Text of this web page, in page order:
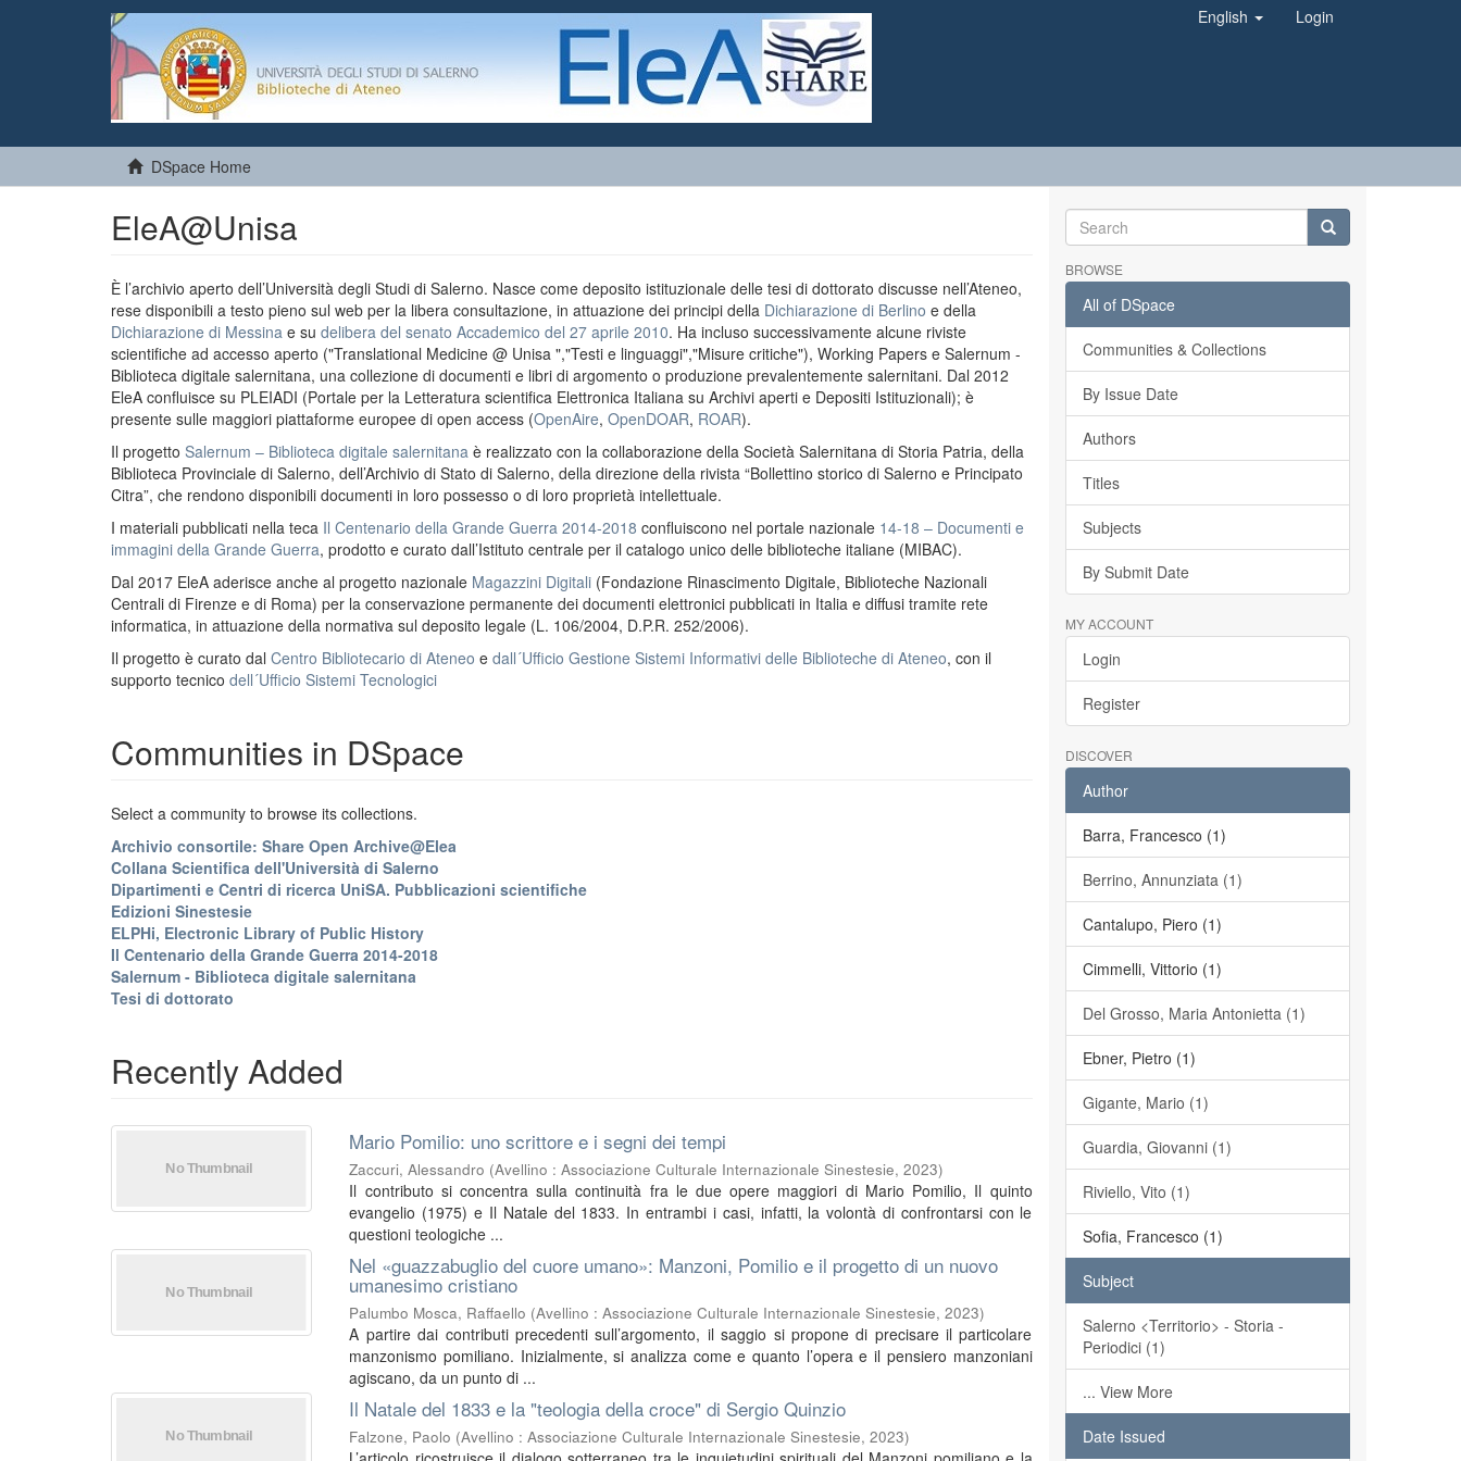
English Login
DSpace Home
EleA@Unisa
È l’archivio aperto dell’Università degli Studi di Salerno. Nasce come deposito istituzionale delle tesi di dottorato discusse nell’Ateneo,
rese disponibili a testo pieno sul web per la libera consultazione, in attuazione dei principi della Dichiarazione di Berlino e della
Dichiarazione di Messina e su delibera del senato Accademico del 27 aprile 2010. Ha incluso successivamente alcune riviste
scientifiche ad accesso aperto ("Translational Medicine @ Unisa ","Testi e linguaggi","Misure critiche"), Working Papers e Salernum -
Biblioteca digitale salernitana, una collezione di documenti e libri di argomento o produzione prevalentemente salernitani. Dal 2012
EleA confluisce su PLEIADI (Portale per la Letteratura scientifica Elettronica Italiana su Archivi aperti e Depositi Istituzionali); è
presente sulle maggiori piattaforme europee di open access (OpenAire, OpenDOAR, ROAR).
Il progetto Salernum – Biblioteca digitale salernitana è realizzato con la collaborazione della Società Salernitana di Storia Patria, della
Biblioteca Provinciale di Salerno, dell’Archivio di Stato di Salerno, della direzione della rivista “Bollettino storico di Salerno e Principato
Citra”, che rendono disponibili documenti in loro possesso o di loro proprietà intellettuale.
I materiali pubblicati nella teca Il Centenario della Grande Guerra 2014-2018 confluiscono nel portale nazionale 14-18 – Documenti e
immagini della Grande Guerra, prodotto e curato dall’Istituto centrale per il catalogo unico delle biblioteche italiane (MIBAC).
Dal 2017 EleA aderisce anche al progetto nazionale Magazzini Digitali (Fondazione Rinascimento Digitale, Biblioteche Nazionali
Centrali di Firenze e di Roma) per la conservazione permanente dei documenti elettronici pubblicati in Italia e diffusi tramite rete
informatica, in attuazione della normativa sul deposito legale (L. 106/2004, D.P.R. 252/2006).
Il progetto è curato dal Centro Bibliotecario di Ateneo e dall´Ufficio Gestione Sistemi Informativi delle Biblioteche di Ateneo, con il
supporto tecnico dell´Ufficio Sistemi Tecnologici
Communities in DSpace
Select a community to browse its collections.
Archivio consortile: Share Open Archive@Elea
Collana Scientifica dell'Università di Salerno
Dipartimenti e Centri di ricerca UniSA. Pubblicazioni scientifiche
Edizioni Sinestesie
ELPHi, Electronic Library of Public History
Il Centenario della Grande Guerra 2014-2018
Salernum - Biblioteca digitale salernitana
Tesi di dottorato
Recently Added
Mario Pomilio: uno scrittore e i segni dei tempi
Zaccuri, Alessandro (Avellino : Associazione Culturale Internazionale Sinestesie,2023)
Il contributo si concentra sulla continuità fra le due opere maggiori di Mario Pomilio, Il quinto
evangelio (1975) e Il Natale del 1833. In entrambi i casi, infatti, la volontà di confrontarsi con le
questioni teologiche ...
Nel «guazzabuglio del cuore umano»: Manzoni, Pomilio e il progetto di un nuovo
umanesimo cristiano
Palumbo Mosca, Raffaello (Avellino : Associazione Culturale Internazionale Sinestesie,2023)
A partire dai contributi precedenti sull’argomento, il saggio si propone di precisare il particolare
manzonismo pomiliano. Inizialmente, si analizza come e quanto l’opera e il pensiero manzoniani
agiscano, da un punto di ...
Il Natale del 1833 e la "teologia della croce" di Sergio Quinzio
Falzone, Paolo (Avellino : Associazione Culturale Internazionale Sinestesie,2023)
BROWSE
All of DSpace
Communities & Collections
By Issue Date
Authors
Titles
Subjects
By Submit Date
MY ACCOUNT
Login
Register
DISCOVER
Author
Barra, Francesco (1)
Berrino, Annunziata (1)
Cantalupo, Piero (1)
Cimmelli, Vittorio (1)
Del Grosso, Maria Antonietta (1)
Ebner, Pietro (1)
Gigante, Mario (1)
Guardia, Giovanni (1)
Riviello, Vito (1)
Sofia, Francesco (1)
Subject
Salerno <Territorio> - Storia -
Periodici (1)
... View More
Date Issued